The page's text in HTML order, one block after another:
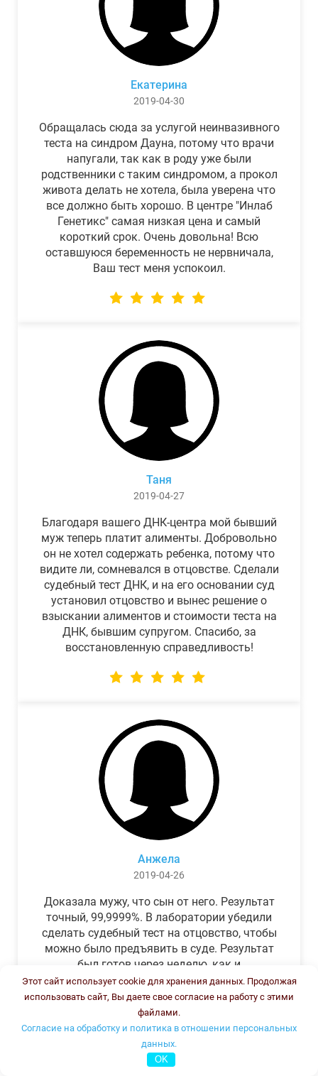
Екатерина
2019-04-30
Обращалась сюда за услугой неинвазивного
теста на синдром Дауна, потому что врачи
напугали, так как в роду уже были
родственники с таким синдромом, а прокол
живота делать не хотела, была уверена что
все должно быть хорошо. В центре "Инлаб
Генетикс" самая низкая цена и самый
короткий срок. Очень довольна! Всю
оставшуюся беременность не нервничала,
Ваш тест меня успокоил.
Таня
2019-04-27
Благодаря вашего ДНК-центра мой бывший
муж теперь платит алименты. Добровольно
он не хотел содержать ребенка, потому что
видите ли, сомневался в отцовстве. Сделали
судебный тест ДНК, и на его основании суд
установил отцовство и вынес решение о
взыскании алиментов и стоимости теста на
ДНК, бывшим супругом. Спасибо, за
восстановленную справедливость!
Анжела
2019-04-26
Доказала мужу, что сын от него. Результат
точный, 99,9999%. В лаборатории убедили
сделать судебный тест на отцовство, чтобы
можно было предъявить в суде. Результат
был готов через неделю, как и
обещали.Теперь муж бегает и извиняется.
Этот сайт использует cookie для хранения данных. Продолжая
использовать сайт, Вы даете свое согласие на работу с этими
файлами.
Согласие на обработку и политика в отношении персональных
данных.
OK